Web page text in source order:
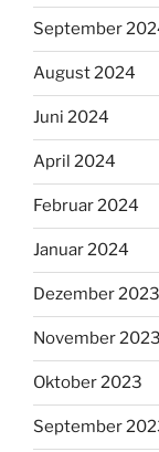
September
August 2024
Juni 2024
April 2024
Februar 2024
Januar 2024
Dezember 2023
November 2023
Oktober 2023
September